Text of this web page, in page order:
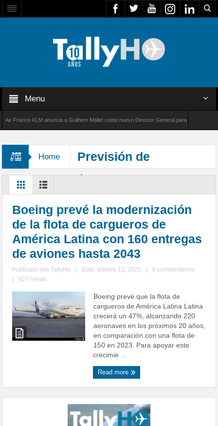
Menu
KLM anuncia a Guilhem Mallet como nuevo Director General para América Latina
Home
Previsión de
Transporte Aéreo de Carga Global
Boeing prevé la modernización
de la flota de cargueros de
América Latina con 160 entregas
de aviones hasta 2043
Publicado porTallyHo Date: febrero 12, 2025
0 commentarios
927 Views
Boeing prevé que la flota de
cargueros de América Latina Latina
crecerá un 47%, alcanzando 220
aeronaves en los próximos 20 años,
en comparación con una flota de
150 en 2023. Para apoyar este
crecimie ...
Read more